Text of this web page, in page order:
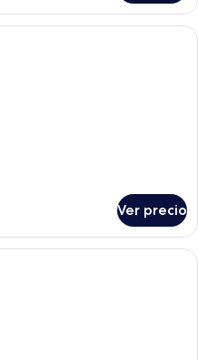
Minibar, caja de seguridad en la
Ver precio